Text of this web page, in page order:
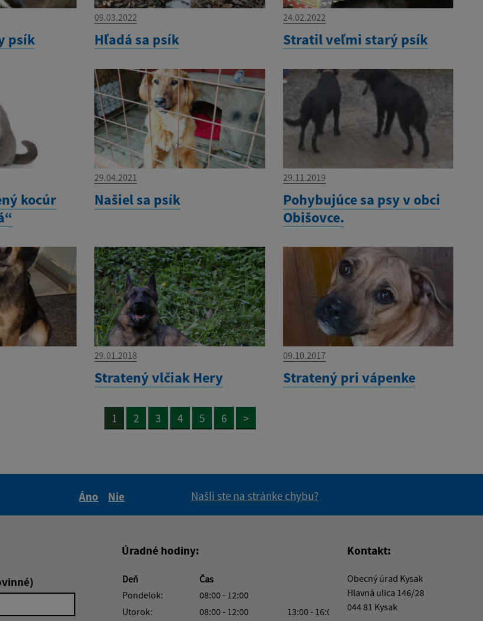
psík
09.03.2022
Hľadá sa psík
24.02.2022
Stratil veľmi starý psík
kocúr
29.04.2021
Našiel sa psík
29.11.2019
Pohybujúce sa psy v obci
Obišovce.
29.01.2018
Stratený vlčiak Hery
09.10.2017
Stratený pri vápenke
1 2 3 4 5 6 >
Áno
Nie
Našli ste na stránke chybu?
Úradné hodiny:
Deň
Čas
Pondelok:
08:00 - 12:00
Utorok:
08:00 - 12:00
13:00 - 16:00
Kontakt:
Obecný úrad Kysak
Hlavná ulica 146/28
044 81 Kysak